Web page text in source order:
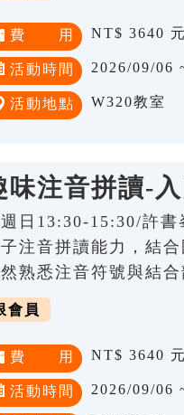
費 用 NT$ 3640 元
活動時間 2026/09/06
活動地點 W320教室
味注音拼讀-
日13:30-15:30/許書
注音拼讀能力，結
熟悉注音符號與結
會員
費 用 NT$ 3640 元
活動時間 2026/09/06